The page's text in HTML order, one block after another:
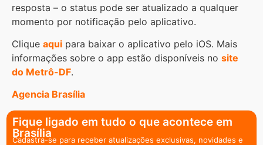
resposta – o status pode ser atualizado a qualquer
momento por notificação pelo aplicativo.
Clique aqui para baixar o aplicativo pelo iOS. Mais
informações sobre o app estão disponíveis no site
do Metrô-DF.
Agencia Brasília
Fique ligado em tudo o que acontece em
Brasília
Cadastra-se para receber atualizações exclusivas, novidades e